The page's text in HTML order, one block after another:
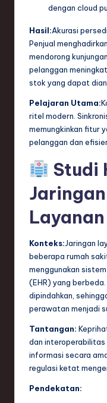
dengan cloud
Hasil:Akurasi
Penjual
mendorong
pelanggan
stok yang dapat
Pelajaran Utama:
ritel modern.
memungkinkan fitur
pelanggan dan
Studi
Konteks:Jaringan
beberapa rumah
menggunakan
(EHR) yang
dipindahkan,
perawatan menjadi
Tantangan:
dan interoperabilitas
informasi secara
regulasi ketat
Pendekatan: